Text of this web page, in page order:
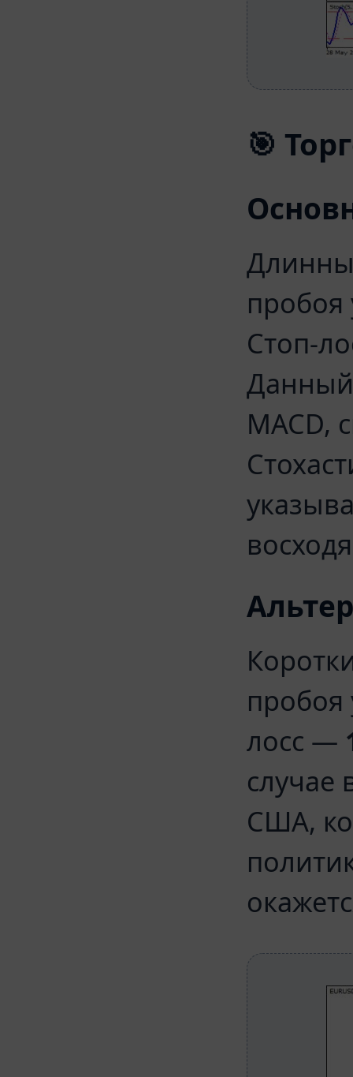
🎯
Стоп-
Данный
MACD,
лосс —
случае
США,